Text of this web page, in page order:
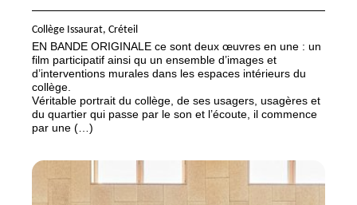
Collège Issaurat, Créteil
EN BANDE ORIGINALE ce sont deux œuvres en une : un
film participatif ainsi qu un ensemble d’images et
d’interventions murales dans les espaces intérieurs du
collège.
Véritable portrait du collège, de ses usagers, usagères et
du quartier qui passe par le son et l’écoute, il commence
par une (…)